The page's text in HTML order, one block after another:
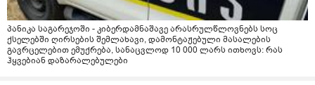
პანიკა საგარეჯოში - კიბერდამნაშავე არასრულწლოვნებს სოც
ქსელებში ღირსების შემლახავი, დამონტაჟებული მასალების
გავრცელებით ემუქრება, სანაცვლოდ 10 000 ლარს ითხოვს: რას
ჰყვებიან დაზარალებულები